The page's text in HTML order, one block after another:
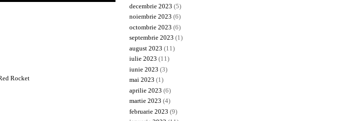
decembrie 2023 (5)
noiembrie 2023 (6)
octombrie 2023 (6)
septembrie 2023 (1)
august 2023 (11)
iulie 2023 (11)
iunie 2023 (3)
mai 2023 (1)
aprilie 2023 (6)
martie 2023 (4)
februarie 2023 (9)